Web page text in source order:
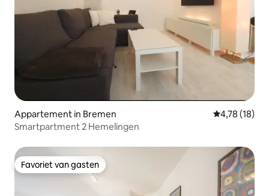
Appartement in Bremen Gemiddelde
4,78 (18)
Smartpartment 2 Hemelingen
Favoriet van gasten
Favoriet van gasten